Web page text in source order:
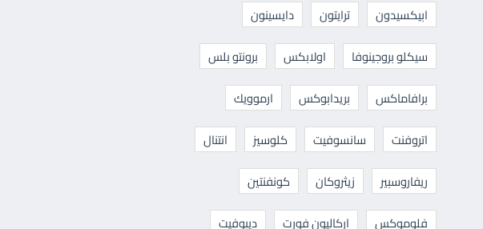
ابيكسيدون
ترايتون
دايسينون
سيكلو بروجينوفا
اولابكس
برونتو بلس
برافاماكس
بريدابوكس
ارموويك
اتروفنت
سانسوفيت كلوسيز
انتنال
ريفاروسبير
زيثروكان
كونفنتين
فلوموكس
اركاليون فورت
ديبوفيت